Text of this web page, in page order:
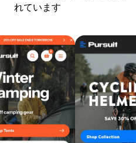
れています